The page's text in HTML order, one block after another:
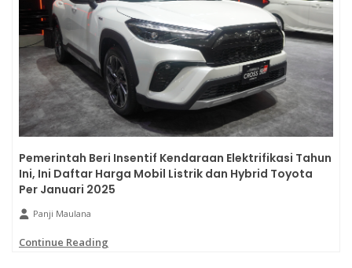
Pemerintah Beri Insentif Kendaraan Elektrifikasi Tahun
Ini, Ini Daftar Harga Mobil Listrik dan Hybrid Toyota
Per Januari 2025
Panji Maulana
Continue Reading